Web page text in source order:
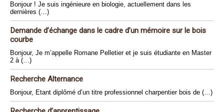
Bonjour ! Je suis ingénieure en biologie, actuellement dans les
dernières (…)
Demande d’échange dans le cadre d’un mémoire sur le bois
courbe
Bonjour, Je m’appelle Romane Pelletier et je suis étudiante en Master
2 à (…)
Recherche Alternance
Bonjour, Etant diplômé d’un titre professionnel charpentier bois de (…)